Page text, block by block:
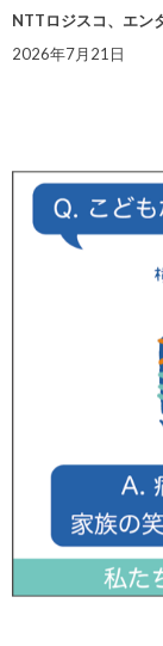
NTTロジスコ、エン
2026年7月21日